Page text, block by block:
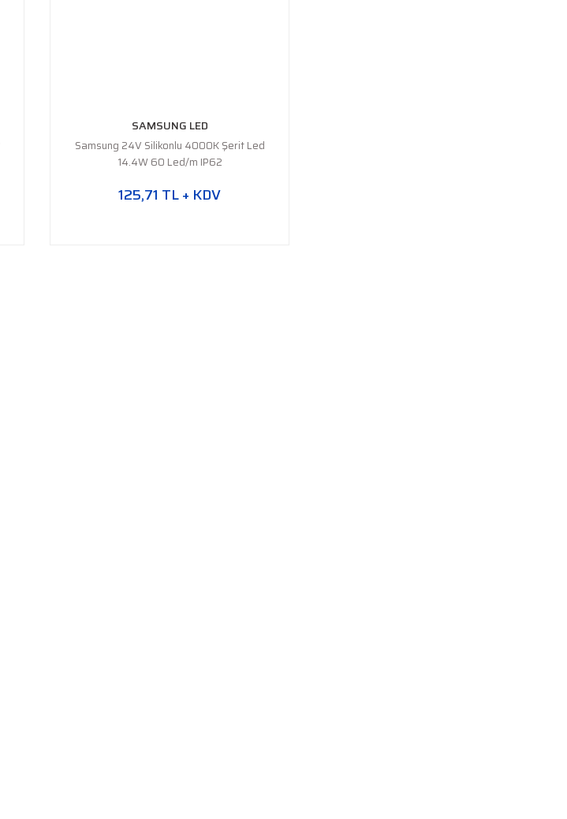
SAMSUNG LED
Samsung 24V Silikonlu 4000K Şerit Led
14.4W 60 Led/m IP62
125,71 TL + KDV